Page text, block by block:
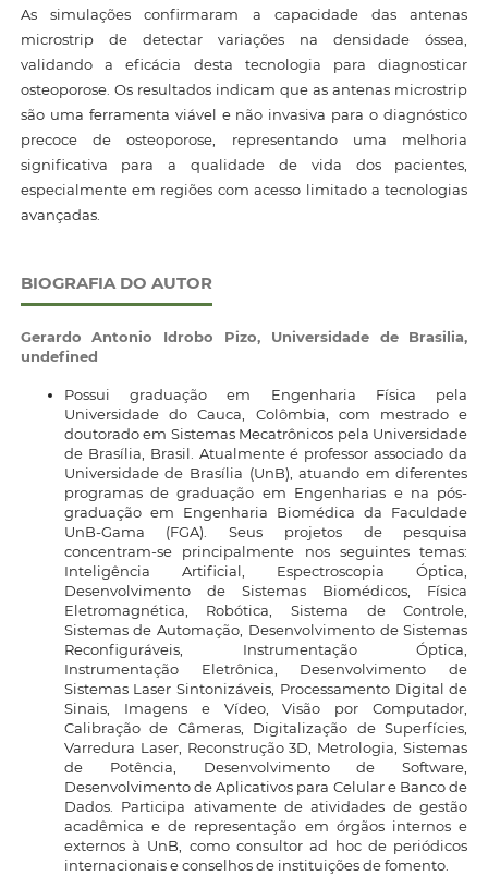
As simulações confirmaram a capacidade das antenas
microstrip de detectar variações na densidade óssea,
validando a eficácia desta tecnologia para diagnosticar
osteoporose. Os resultados indicam que as antenas microstrip
são uma ferramenta viável e não invasiva para o diagnóstico
precoce de osteoporose, representando uma melhoria
significativa para a qualidade de vida dos pacientes,
especialmente em regiões com acesso limitado a tecnologias
avançadas.
BIOGRAFIA DO AUTOR
Gerardo Antonio Idrobo Pizo, Universidade de Brasilia,
undefined
Possui graduação em Engenharia Física pela
Universidade do Cauca, Colômbia, com mestrado e
doutorado em Sistemas Mecatrônicos pela Universidade
de Brasília, Brasil. Atualmente é professor associado da
Universidade de Brasília (UnB), atuando em diferentes
programas de graduação em Engenharias e na pós-
graduação em Engenharia Biomédica da Faculdade
UnB-Gama (FGA). Seus projetos de pesquisa
concentram-se principalmente nos seguintes temas:
Inteligência Artificial, Espectroscopia Óptica,
Desenvolvimento de Sistemas Biomédicos, Física
Eletromagnética, Robótica, Sistema de Controle,
Sistemas de Automação, Desenvolvimento de Sistemas
Reconfiguráveis, Instrumentação Óptica,
Instrumentação Eletrônica, Desenvolvimento de
Sistemas Laser Sintonizáveis, Processamento Digital de
Sinais, Imagens e Vídeo, Visão por Computador,
Calibração de Câmeras, Digitalização de Superfícies,
Varredura Laser, Reconstrução 3D, Metrologia, Sistemas
de Potência, Desenvolvimento de Software,
Desenvolvimento de Aplicativos para Celular e Banco de
Dados. Participa ativamente de atividades de gestão
acadêmica e de representação em órgãos internos e
externos à UnB, como consultor ad hoc de periódicos
internacionais e conselhos de instituições de fomento.